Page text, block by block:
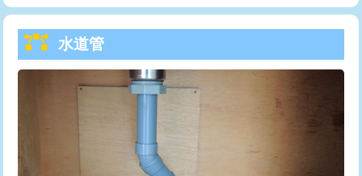
給水管工事※（ライニング鋼管・銅
管・ポリ管・HT管使用/3ｍまで)
給水管工事※（ライニング鋼管・銅
管・ポリ管・HT管使用/3ｍ超え)
排水管工事（土の掘削・埋め戻し作
11,000円~
トーラー機使用/3mまで
追加トーラー機使用/3m超え
33,000円
8,800円
水道管